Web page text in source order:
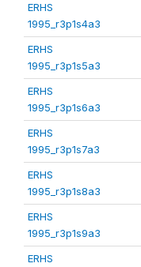
ERHS
1995_r3p1s4a3
ERHS
1995_r3p1s5a3
ERHS
1995_r3p1s6a3
ERHS
1995_r3p1s7a3
ERHS
1995_r3p1s8a3
ERHS
1995_r3p1s9a3
ERHS